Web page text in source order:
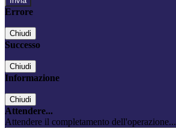
Errore
Chiudi
Successo
Chiudi
Informazione
Chiudi
Attendere...
Attendere il completamento dell'operazione...